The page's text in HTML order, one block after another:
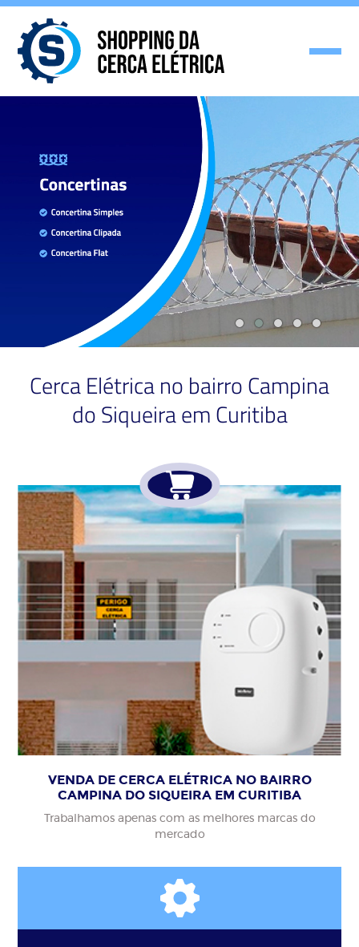
Cerca Elétrica no bairro Campina
do Siqueira em Curitiba
VENDA DE CERCA ELÉTRICA NO BAIRRO
CAMPINA DO SIQUEIRA EM CURITIBA
Trabalhamos apenas com as melhores marcas do
mercado